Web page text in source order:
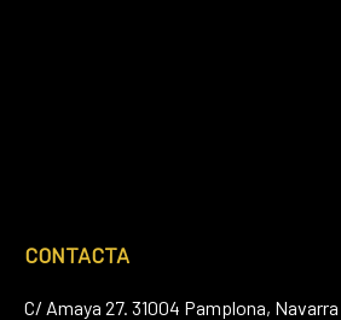
CONTACTA
C/ Amaya 27. 31004 Pamplona, Navarra